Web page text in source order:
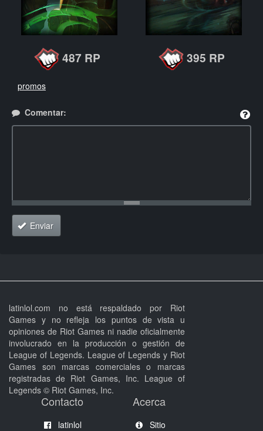
487 RP 395 RP
promos
Comentar:
Enviar
latinlol.com no está respaldado por Riot
Games y no refleja los puntos de vista u
opiniones de Riot Games ni nadie oficialmente
involucrado en la producción o gestión de
League of Legends. League of Legends y Riot
Games son marcas comerciales o marcas
registradas de Riot Games, Inc. League of
Legends © Riot Games, Inc.
Contacto
latinlol
Acerca
Sitio